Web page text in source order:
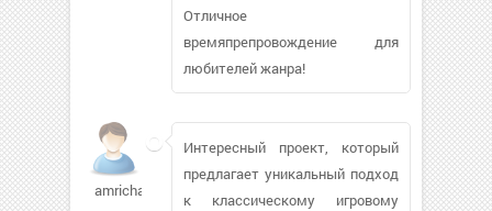
Отличное
времяпрепровождение для
любителей жанра!
amrichards313
Интересный проект, который
предлагает уникальный подход
к классическому игровому